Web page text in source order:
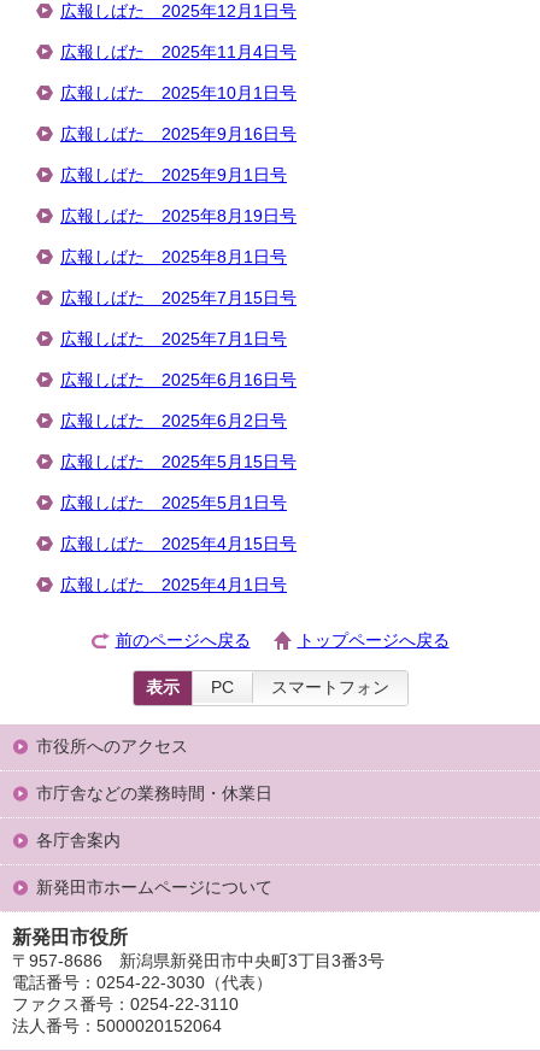
広報しばた 2025年12月1日号
広報しばた 2025年11月4日号
広報しばた 2025年10月1日号
広報しばた 2025年9月16日号
広報しばた 2025年9月1日号
広報しばた 2025年8月19日号
広報しばた 2025年8月1日号
広報しばた 2025年7月15日号
広報しばた 2025年7月1日号
広報しばた 2025年6月16日号
広報しばた 2025年6月2日号
広報しばた 2025年5月15日号
広報しばた 2025年5月1日号
広報しばた 2025年4月15日号
広報しばた 2025年4月1日号
前のページへ戻る トップページへ戻る
表示 PC スマートフォン
市役所へのアクセス
市庁舎などの業務時間・休業日
各庁舎案内
新発田市ホームページについて
新発田市役所
〒957-8686 新潟県新発田市中央町3丁目3番3号
電話番号：0254-22-3030（代表）
ファクス番号：0254-22-3110
法人番号：5000020152064